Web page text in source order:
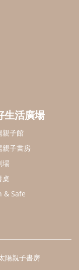
陽親子書房
～18:00)
版本瀏覽器
有 ©